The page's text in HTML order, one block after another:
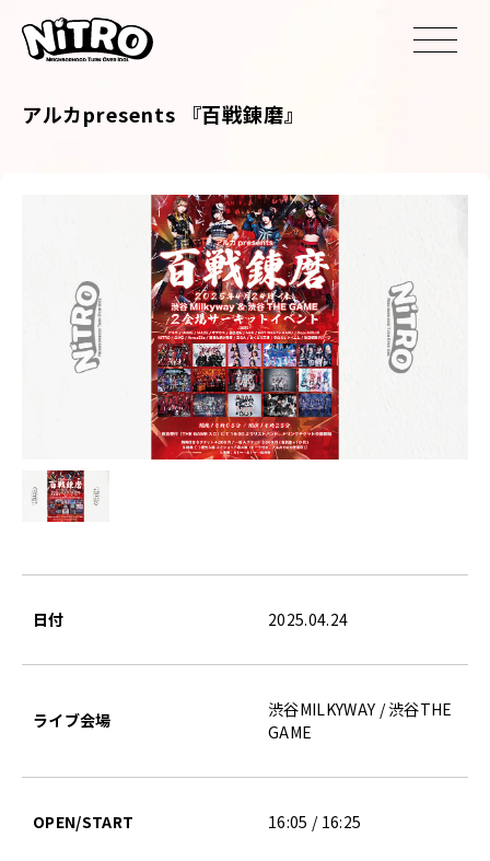
アルカpresents 『百戦錬磨』
日付 2025.04.24
ライブ会場
渋谷MILKYWAY / 渋谷THE
GAME
OPEN/START 16:05 / 16:25